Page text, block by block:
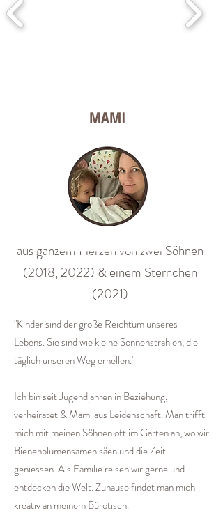
MAMI
aus ganzem Herzen von zwei Söhnen
(2018, 2022) & einem Sternchen
(2021)
"Kinder sind der große Reichtum unseres
Lebens. Sie sind wie kleine Sonnenstrahlen, die
täglich unseren Weg erhellen."
Ich bin seit Jugendjahren in Beziehung,
verheiratet & Mami aus Leidenschaft. Man trifft
mich mit meinen Söhnen oft im Garten an, wo wir
Bienenblumensamen säen und die Zeit
geniessen. Als Familie reisen wir gerne und
entdecken die Welt.Zuhause findet man mich
kreativ an meinem Bürotisch.